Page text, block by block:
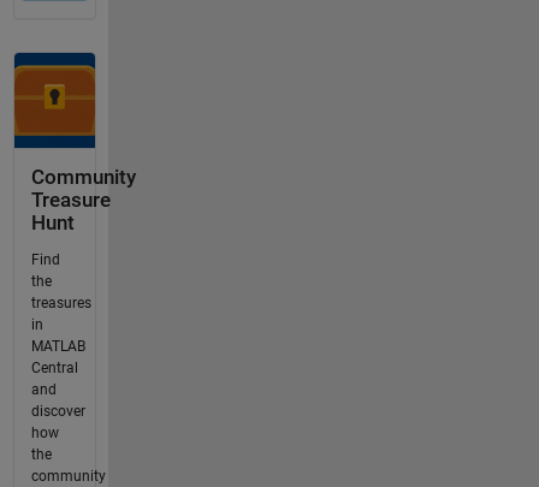
Community
Treasure
Hunt
Find
the
treasures
in
MATLAB
Central
and
discover
how
the
community